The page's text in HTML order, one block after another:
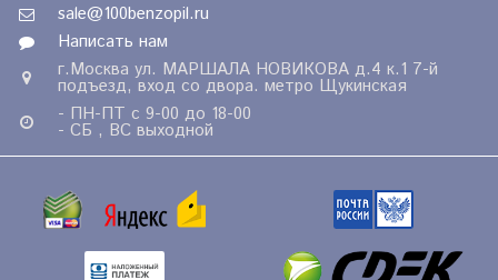
sale@100benzopil.ru
Написать нам
г.Москва ул. МАРШАЛА НОВИКОВА д.4 к.1 7-й
подъезд, вход со двора. метро Щукинская
- ПН-ПТ с 9-00 до 18-00
- СБ , ВС выходной